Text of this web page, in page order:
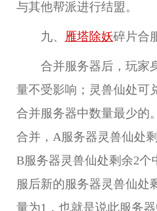
与其他帮派进行结盟。
九、 雁塔除妖碎片合
合并服务器后，玩家
量不受影响；灵兽仙处可
合并服务器中数量最少的
合并，A服务器灵兽仙处
B服务器灵兽仙处剩余2个
服后新的服务器灵兽仙处
量为1，也就是说此服务